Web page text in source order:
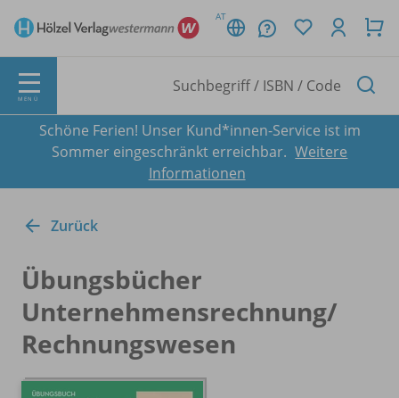
AT
MENÜ
Schöne Ferien! Unser Kund*innen-Service ist im
Sommer eingeschränkt erreichbar. Weitere
Informationen
Zurück
Übungsbücher
Unternehmensrechnung/
Rechnungswesen